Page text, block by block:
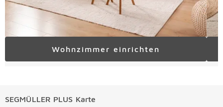
Wohnzimmer einrichten
SEGMÜLLER PLUS Karte